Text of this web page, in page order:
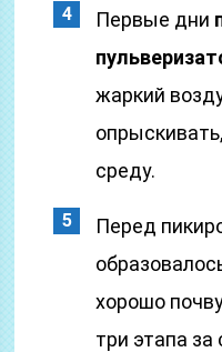
Первые дни
жаркий
среду.
Перед
хорошо
три этапа за